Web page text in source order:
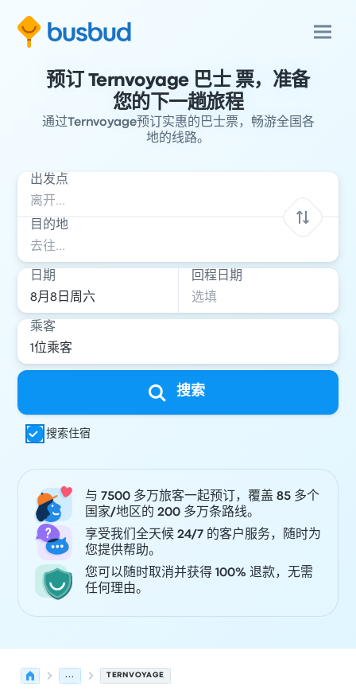
预订 Ternvoyage 巴士 票，准备
您的下一趟旅程
通过Ternvoyage预订实惠的巴士票，畅游全国各
地的线路。
出发点
目的地
日期 回程日期
乘客
搜索
搜索住宿
与 7500 多万旅客一起预订，覆盖 85 多个
国家/地区的 200 多万条路线。
享受我们全天候 24/7 的客户服务，随时为
您提供帮助。
您可以随时取消并获得 100% 退款，无需
任何理由。
... TERNVOYAGE